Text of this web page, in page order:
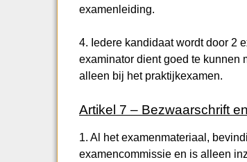
examenleiding.
4. Iedere kandidaat wordt door 2
examinator dient goed te kunnen
alleen bij het praktijkexamen.
Artikel 7 – Bezwaarschrift
1. Al het examenmateriaal,
examencommissie en is alleen